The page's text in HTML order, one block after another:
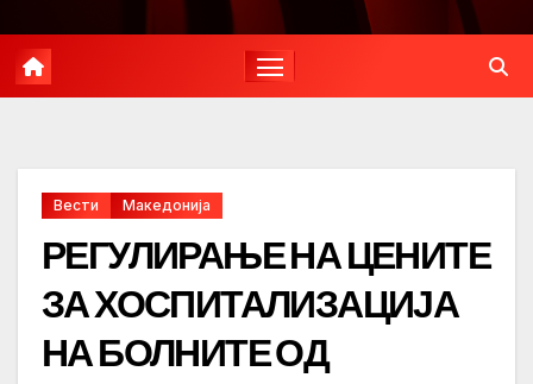
Вести Македонија
РЕГУЛИРАЊЕ НА ЦЕНИТЕ
ЗА ХОСПИТАЛИЗАЦИЈА
НА БОЛНИТЕ ОД